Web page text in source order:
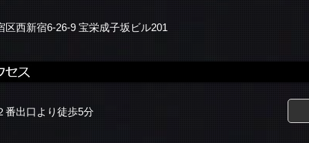
区西新宿6-26-9 宝栄成子坂ビル201
番出口より徒歩5分